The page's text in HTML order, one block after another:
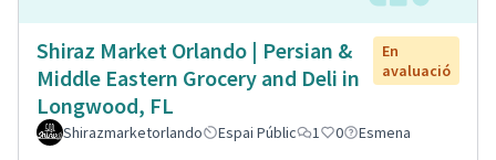
Shiraz Market Orlando | Persian &
Middle Eastern Grocery and Deli in
Longwood, FL
En
avaluació
Shirazmarketorlando Espai Públic 1 0 Esmena